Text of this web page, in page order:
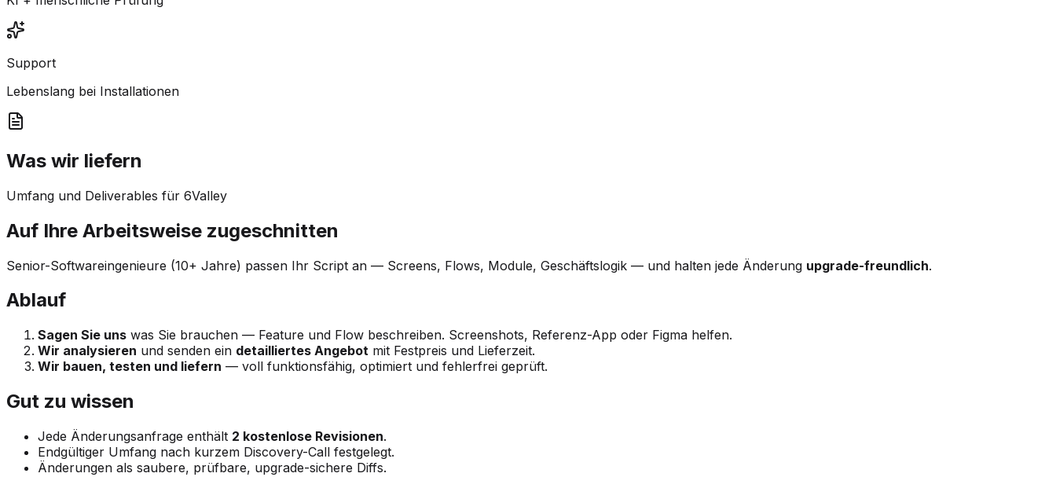
Support
Lebenslang bei Installationen
Was wir liefern
Umfang und Deliverables für 6Valley
Auf Ihre Arbeitsweise zugeschnitten
Senior-Softwareingenieure (10+ Jahre) passen Ihr Script an — Screens, Flows, Module, Geschäftslogik — und halten jede Änderung upgrade-freundlich.
Ablauf
Sagen Sie uns was Sie brauchen — Feature und Flow beschreiben. Screenshots, Referenz-App oder Figma helfen.
Wir analysieren und senden ein detailliertes Angebot mit Festpreis und Lieferzeit.
Wir bauen, testen und liefern — voll funktionsfähig, optimiert und fehlerfrei geprüft.
Gut zu wissen
Jede Änderungsanfrage enthält 2 kostenlose Revisionen.
Endgültiger Umfang nach kurzem Discovery-Call festgelegt.
Änderungen als saubere, prüfbare, upgrade-sichere Diffs.